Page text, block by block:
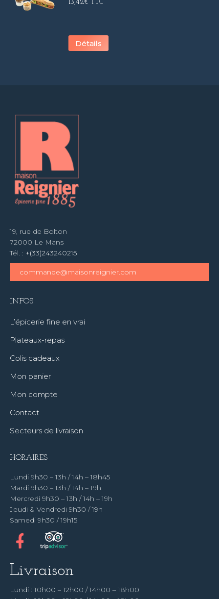
13,42€ TTC
Détails
19, rue de Bolton
72000 Le Mans
Tél. : +(33)243240215
commande@maisonreignier.com
INFOS
L’épicerie fine en vrai
Plateaux-repas
Colis cadeaux
Mon panier
Mon compte
Contact
Secteurs de livraison
HORAIRES
Lundi 9h30 – 13h / 14h – 18h45
Mardi 9h30 – 13h / 14h – 19h
Mercredi 9h30 – 13h / 14h – 19h
Jeudi & Vendredi 9h30 / 19h
Samedi 9h30 / 19h15
Livraison
Lundi : 10h00 – 12h00 / 14h00 – 18h00